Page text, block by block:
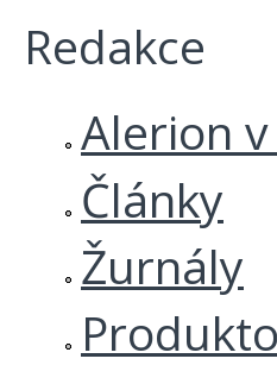
Redakce
Alerion
Články
Žurnály